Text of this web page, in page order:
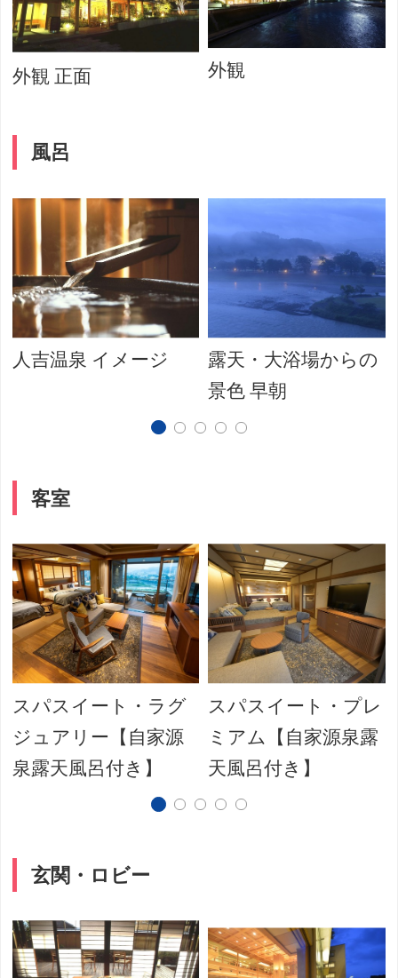
外観 正面 外観
風呂
人吉温泉 イメージ
露天・大浴場からの
景色 早朝
客室
スパスイート・ラグ
ジュアリー【自家源
泉露天風呂付き】
スパスイート・プレ
ミアム【自家源泉露
天風呂付き】
玄関・ロビー